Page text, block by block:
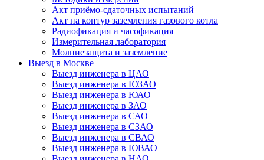
Акт приёмо-сдаточных испытаний
Акт на контур заземления газового котла
Радиофикация и часофикация
Измерительная лаборатория
Молниезащита и заземление
Выезд в Москве
Выезд инженера в ЦАО
Выезд инженера в ЮЗАО
Выезд инженера в ЮАО
Выезд инженера в ЗАО
Выезд инженера в САО
Выезд инженера в СЗАО
Выезд инженера в СВАО
Выезд инженера в ЮВАО